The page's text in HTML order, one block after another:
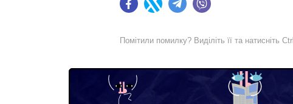
FacebookTwitter Telegram
Помітили помилку? Виділіть її та натисніть Ctrl